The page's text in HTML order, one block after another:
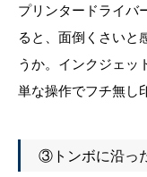
プリンタードライバ
ると、面倒くさいと
うか。インクジェッ
単な操作でフチ無し
③トンボに沿っ